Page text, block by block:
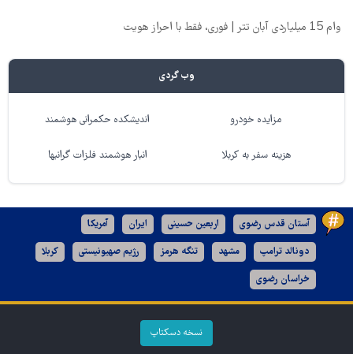
وام 15 میلیاردی آبان تتر | فوری، فقط با احراز هویت
وب گردی
مزایده خودرو اندیشکده حکمرانی هوشمند
هزینه سفر به کربلا انبار هوشمند فلزات گرانبها
آستان قدس رضوی اربعین حسینی ایران آمریکا
دونالد ترامپ مشهد تنگه هرمز رژیم صهیونیستی کربلا
خراسان رضوی
نسخه دسکتاپ